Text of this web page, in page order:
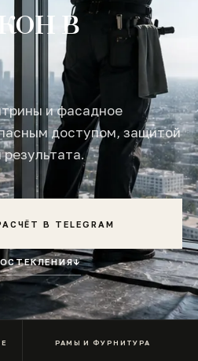
в
и фасадное
доступом, защитой
В TELEGRAM
↓
РАМЫ И ФУРНИТУРА